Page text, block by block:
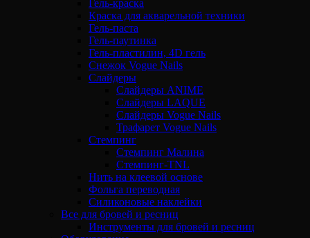
Гель-краска
Краска для акварельной техники
Гель-паста
Гель-паутинка
Гель-пластилин, 4D гель
Снежок Vogue Nails
Слайдеры
Слайдеры ANIME
Слайдеры LAQUE
Слайдеры Vogue Nails
Трафарет Vogue Nails
Стемпинг
Стемпинг Малина
Стемпинг-TNL
Нить на клеевой основе
Фольга переводная
Силиконовые наклейки
Все для бровей и ресниц
Инструменты для бровей и ресниц